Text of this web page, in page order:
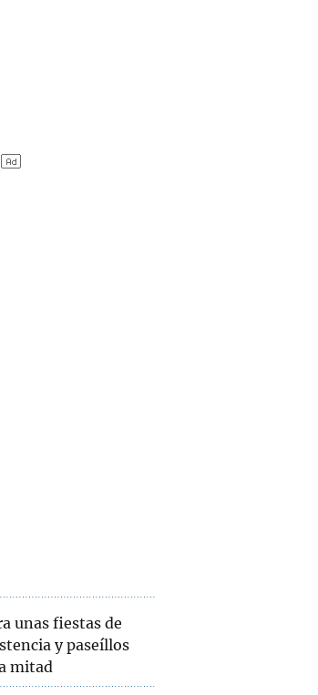
unas fiestas de
y paseíllos
mitad